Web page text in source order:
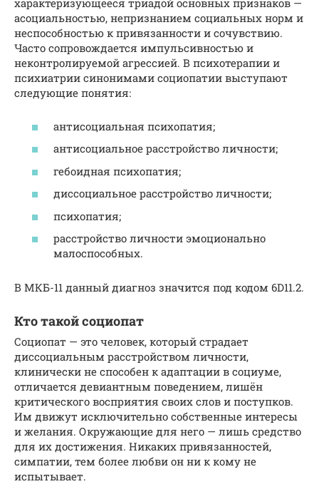
характеризующееся триадой основных признаков —
асоциальностью, непризнанием социальных норм и
неспособностью к привязанности и сочувствию.
Часто сопровождается импульсивностью и
неконтролируемой агрессией. В психотерапии и
психиатрии синонимами социопатии выступают
следующие понятия:
антисоциальная психопатия;
антисоциальное расстройство личности;
гебоидная психопатия;
диссоциальное расстройство личности;
психопатия;
расстройство личности эмоционально
малоспособных.
В МКБ-11 данный диагноз значится под кодом 6D11.2.
Кто такой социопат
Социопат — это человек, который страдает
диссоциальным расстройством личности,
клинически не способен к адаптации в социуме,
отличается девиантным поведением, лишён
критического восприятия своих слов и поступков.
Им движут исключительно собственные интересы
и желания. Окружающие для него — лишь средство
для их достижения. Никаких привязанностей,
симпатии, тем более любви он ни к кому не
испытывает.